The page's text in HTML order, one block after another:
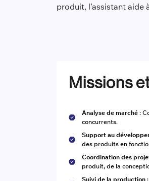
produit, l’assistant
Missions
Analyse de marché :
concurrents.
Support au
des produits en
Coordination des
produit, de la
Suivi de la production